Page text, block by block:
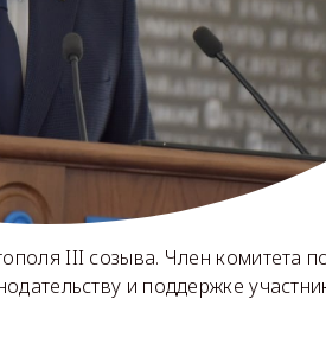
III созыва. Член комитета
и поддержке